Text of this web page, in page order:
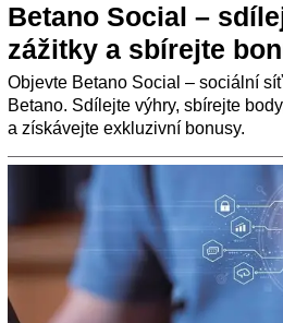
Betano Social –
zážitky a sbírejte
Objevte Betano Social – sociální
Betano. Sdílejte výhry, sbírejte
a získávejte exkluzivní bonusy.